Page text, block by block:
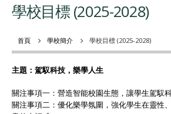
首頁 學校簡介 學校目標 (2025-2028)
學校目標 (2025-2028)
主題：駕馭科技，樂學人生
關注事項一：營造智能校園生態，讓學生駕馭
關注事項二：優化樂學氛圍，強化學生在靈性